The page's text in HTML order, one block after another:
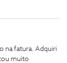
na fatura. Adquiri
muito